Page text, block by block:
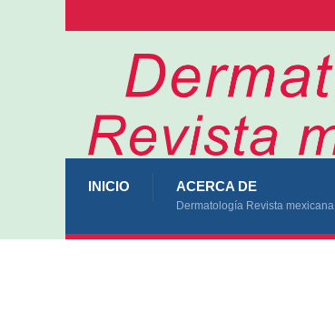
INICIO ACERCA DE
Dermatología Revista mexicana